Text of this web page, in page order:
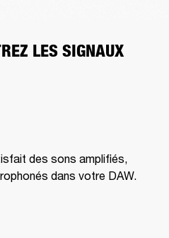
LES SIGNAUX
des sons amplifiés,
dans votre DAW.